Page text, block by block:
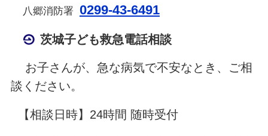
八郷消防署 0299-43-6491
茨城子ども救急電話相談
お子さんが、急な病気で不安なとき、ご相
談ください。
【相談日時】24時間 随時受付